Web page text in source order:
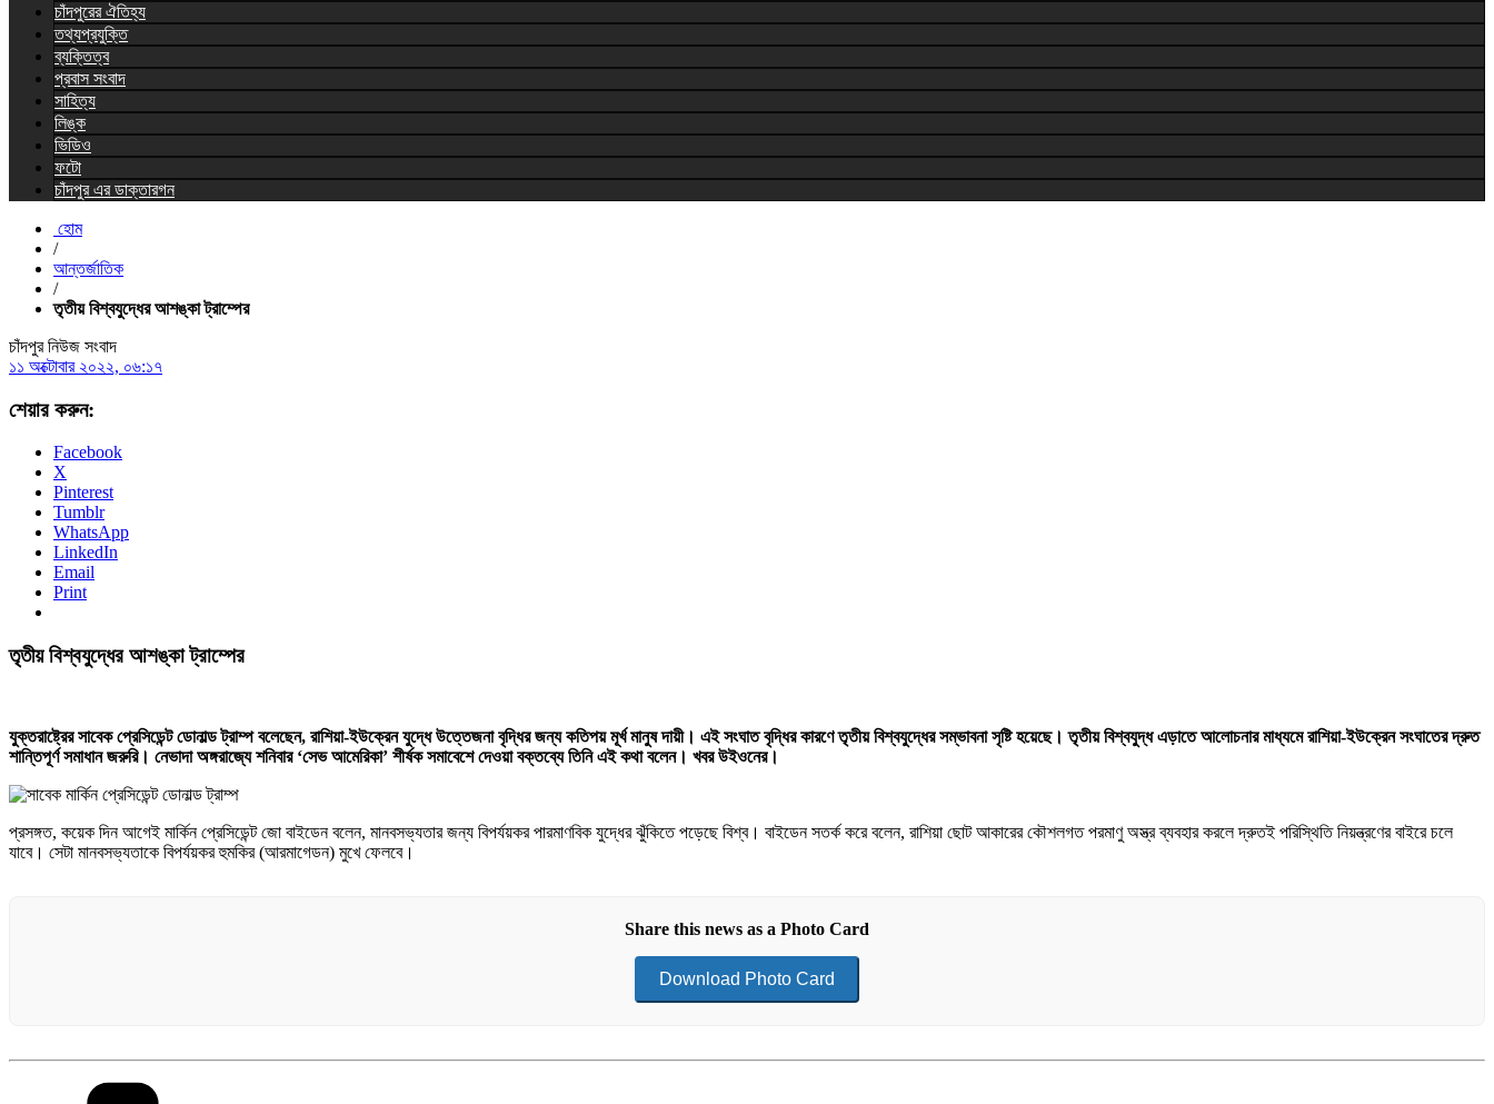
চাঁদপুরের ঐতিহ্য
তথ্যপ্রযুক্তি
ব্যক্তিত্ব
প্রবাস সংবাদ
সাহিত্য
লিঙ্ক
ভিডিও
ফটো
চাঁদপুর এর ডাক্তারগন
হোম
/
আন্তর্জাতিক
/
তৃতীয় বিশ্বযুদ্ধের আশঙ্কা ট্রাম্পের
চাঁদপুর নিউজ সংবাদ
১১ অক্টোবার ২০২২, ০৬:১৭
শেয়ার করুন:
Facebook
X
Pinterest
Tumblr
WhatsApp
LinkedIn
Email
Print
তৃতীয় বিশ্বযুদ্ধের আশঙ্কা ট্রাম্পের
যুক্তরাষ্ট্রের সাবেক প্রেসিডেন্ট ডোনাল্ড ট্রাম্প বলেছেন, রাশিয়া-ইউক্রেন যুদ্ধে উত্তেজনা বৃদ্ধির জন্য কতিপয় মূর্খ মানুষ দায়ী। এই সংঘাত বৃদ্ধির কারণে তৃতীয় বিশ্বযুদ্ধের সম্ভাবনা সৃষ্টি হয়েছে। তৃতীয় বিশ্বযুদ্ধ এড়াতে আলোচনার মাধ্যমে রাশিয়া-ইউক্রেন সংঘাতের দ্রুত
শান্তিপূর্ণ সমাধান জরুরি। নেভাদা অঙ্গরাজ্যে শনিবার ‘সেভ আমেরিকা’ শীর্ষক সমাবেশে দেওয়া বক্তব্যে তিনি এই কথা বলেন। খবর উইওনের।
প্রসঙ্গত, কয়েক দিন আগেই মার্কিন প্রেসিডেন্ট জো বাইডেন বলেন, মানবসভ্যতার জন্য বিপর্যয়কর পারমাণবিক যুদ্ধের ঝুঁকিতে পড়েছে বিশ্ব। বাইডেন সতর্ক করে বলেন, রাশিয়া ছোট আকারের কৌশলগত পরমাণু অস্ত্র ব্যবহার করলে দ্রুতই পরিস্থিতি নিয়ন্ত্রণের বাইরে চলে
যাবে। সেটা মানবসভ্যতাকে বিপর্যয়কর হুমকির (আরমাগেডন) মুখে ফেলবে।
Share this news as a Photo Card
Download Photo Card